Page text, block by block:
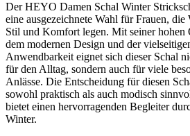
Der HEYO Damen Schal Winter
eine ausgezeichnete Wahl für Frauen, die
Stil und Komfort legen. Mit seiner hohen
dem modernen Design und der
Anwendbarkeit eignet sich dieser Schal
für den Alltag, sondern auch für viele
Anlässe. Die Entscheidung für diesen
sowohl praktisch als auch modisch
bietet einen hervorragenden Begleiter
Winter.